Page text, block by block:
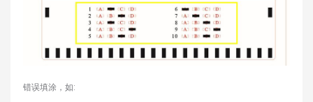
错误填涂，如: